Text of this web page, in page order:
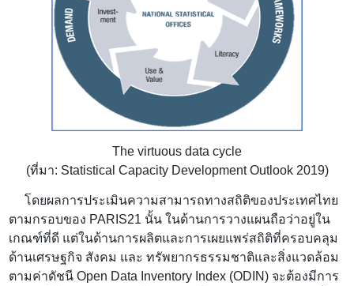
The virtuous data cycle
(ที่มา: Statistical Capacity Development Outlook 2019)
โดยผลการประเมินความสามารถทางสถิติของประเทศไทย
ตามกรอบของ PARIS21 นั้น ในด้านการวางแผนถือว่าอยู่ใน
เกณฑ์ที่ดี แต่ในด้านการผลิตและการเผยแพร่สถิติที่ครอบคลุม
ด้านเศรษฐกิจ สังคม และ ทรัพยากรธรรมชาติและสิ่งแวดล้อม
ตามค่าดัชนี Open Data Inventory Index (ODIN) จะต้องมีการ